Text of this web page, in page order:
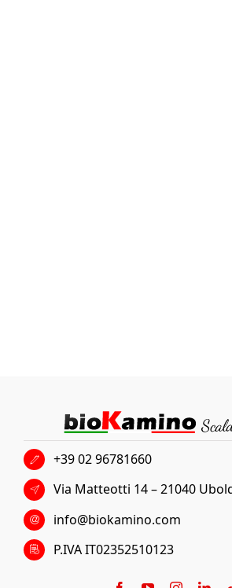
+39 02 96781660
Via Matteotti 14 – 21040
info@biokamino.com
P.IVA IT02352510123